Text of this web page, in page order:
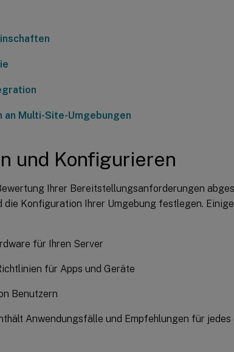
an Multi-Site-Umgebungen
und Konfigurieren
Ihrer Bereitstellungsanforderungen
die Konfiguration Ihrer Umgebung festlegen.
für Ihren Server
für Apps und Geräte
Benutzern
Anwendungsfälle und Empfehlungen für jedes